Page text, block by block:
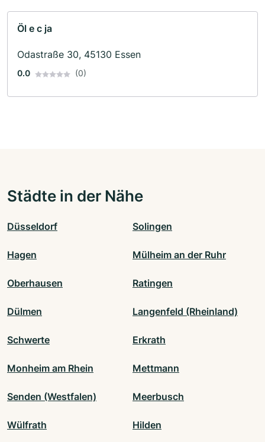
Öl e c ja
Odastraße 30, 45130 Essen
0.0 (0)
Städte in der Nähe
Düsseldorf Solingen
Hagen Mülheim an der Ruhr
Oberhausen Ratingen
Dülmen Langenfeld (Rheinland)
Schwerte Erkrath
Monheim am Rhein Mettmann
Senden (Westfalen) Meerbusch
Wülfrath Hilden